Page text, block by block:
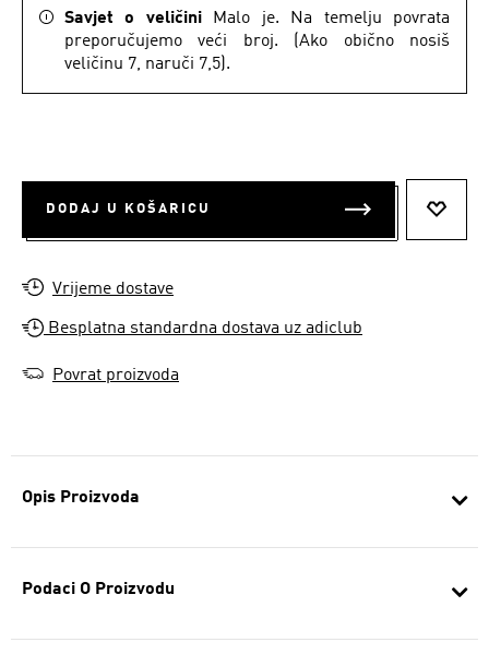
Opis Proizvoda
Podaci O Proizvodu
Savjet o veličini
Malo je. Na temelju povrata
preporučujemo veći broj. (Ako obično nosiš
veličinu 7, naruči 7,5).
DODAJ U KOŠARICU
Vrijeme dostave
Besplatna standardna dostava uz adiclub
Povrat proizvoda